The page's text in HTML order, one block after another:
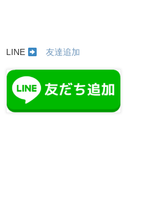
LINE 友達追加